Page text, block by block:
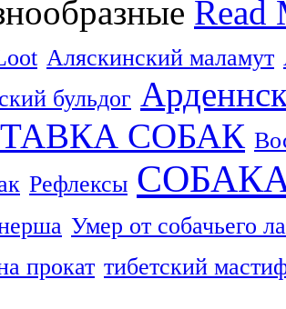
Read
Аляскинский маламут
бульдог
СОБАК
Рефлексы
Умер от собачьего
прокат тибетский